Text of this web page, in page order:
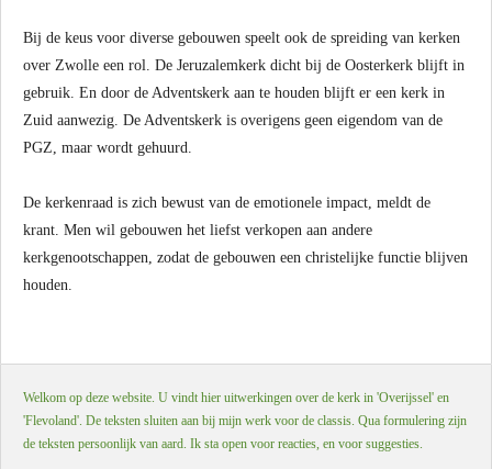
Bij de keus voor diverse gebouwen speelt ook de spreiding van kerken
over Zwolle een rol. De Jeruzalemkerk dicht bij de Oosterkerk blijft in
gebruik. En door de Adventskerk aan te houden blijft er een kerk in
Zuid aanwezig. De Adventskerk is overigens geen eigendom van de
PGZ, maar wordt gehuurd.
De kerkenraad is zich bewust van de emotionele impact, meldt de
krant. Men wil gebouwen het liefst verkopen aan andere
kerkgenootschappen, zodat de gebouwen een christelijke functie blijven
houden.
Welkom op deze website. U vindt hier uitwerkingen over de kerk in 'Overijssel' en
'Flevoland'. De teksten sluiten aan bij mijn werk voor de classis. Qua formulering zijn
de teksten persoonlijk van aard. Ik sta open voor reacties, en voor suggesties.